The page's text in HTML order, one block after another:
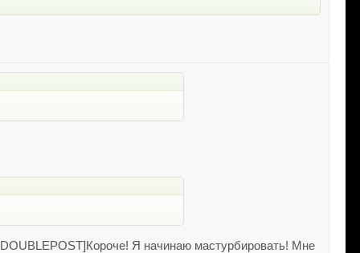
Я начинаю мастурбировать! Мне